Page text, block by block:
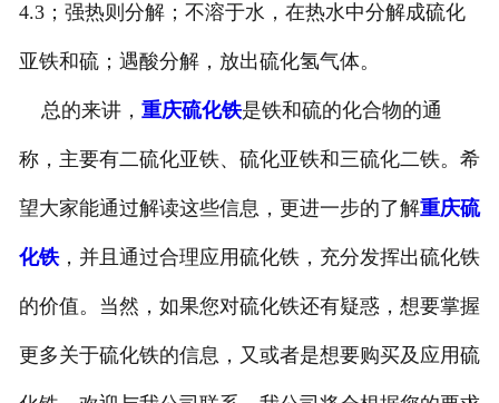
4.3；强热则分解；不溶于水，在热水中分解成硫化
亚铁和硫；遇酸分解，放出硫化氢气体。
总的来讲， 重庆硫化铁是铁和硫的化合物的通
称，主要有二硫化亚铁、硫化亚铁和三硫化二铁。希
望大家能通过解读这些信息，更进一步的了解重庆硫
化铁，并且通过合理应用硫化铁，充分发挥出硫化铁
的价值。当然，如果您对硫化铁还有疑惑，想要掌握
更多关于硫化铁的信息，又或者是想要购买及应用硫